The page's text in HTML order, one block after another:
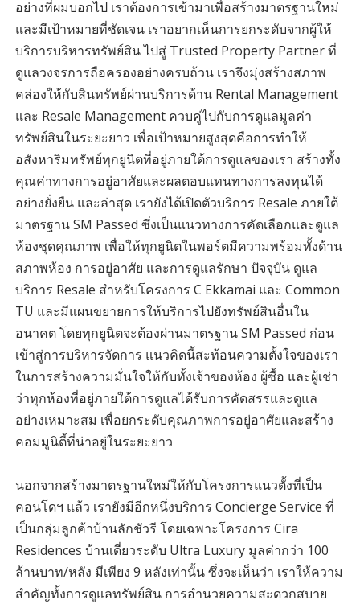
อย่างที่ผมบอกไป เราต้องการเข้ามาเพื่อสร้างมาตรฐานใหม่
และมีเป้าหมายที่ชัดเจน เราอยากเห็นการยกระดับจากผู้ให้
บริการบริหารทรัพย์สิน ไปสู่ Trusted Property Partner ที่
ดูแลวงจรการถือครองอย่างครบถ้วน เราจึงมุ่งสร้างสภาพ
คล่องให้กับสินทรัพย์ผ่านบริการด้าน Rental Management
และ Resale Management ควบคู่ไปกับการดูแลมูลค่า
ทรัพย์สินในระยะยาว เพื่อเป้าหมายสูงสุดคือการทำให้
อสังหาริมทรัพย์ทุกยูนิตที่อยู่ภายใต้การดูแลของเรา สร้างทั้ง
คุณค่าทางการอยู่อาศัยและผลตอบแทนทางการลงทุนได้
อย่างยั่งยืน และล่าสุด เรายังได้เปิดตัวบริการ Resale ภายใต้
มาตรฐาน SM Passed ซึ่งเป็นแนวทางการคัดเลือกและดูแล
ห้องชุดคุณภาพ เพื่อให้ทุกยูนิตในพอร์ตมีความพร้อมทั้งด้าน
สภาพห้อง การอยู่อาศัย และการดูแลรักษา ปัจจุบัน ดูแล
บริการ Resale สำหรับโครงการ C Ekkamai และ Common
TU และมีแผนขยายการให้บริการไปยังทรัพย์สินอื่นใน
อนาคต โดยทุกยูนิตจะต้องผ่านมาตรฐาน SM Passed ก่อน
เข้าสู่การบริหารจัดการ แนวคิดนี้สะท้อนความตั้งใจของเรา
ในการสร้างความมั่นใจให้กับทั้งเจ้าของห้อง ผู้ซื้อ และผู้เช่า
ว่าทุกห้องที่อยู่ภายใต้การดูแลได้รับการคัดสรรและดูแล
อย่างเหมาะสม เพื่อยกระดับคุณภาพการอยู่อาศัยและสร้าง
คอมมูนิตี้ที่น่าอยู่ในระยะยาว
นอกจากสร้างมาตรฐานใหม่ให้กับโครงการแนวตั้งที่เป็น
คอนโดฯ แล้ว เรายังมีอีกหนึ่งบริการ Concierge Service ที่
เป็นกลุ่มลูกค้าบ้านลักชัวรี โดยเฉพาะโครงการ Cira
Residences บ้านเดี่ยวระดับ Ultra Luxury มูลค่ากว่า 100
ล้านบาท/หลัง มีเพียง 9 หลังเท่านั้น ซึ่งจะเห็นว่า เราให้ความ
สำคัญทั้งการดูแลทรัพย์สิน การอำนวยความสะดวกสบาย